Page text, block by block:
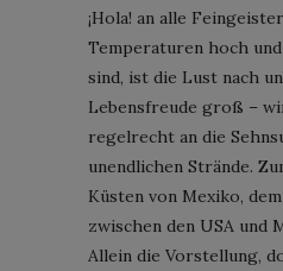
¡Hola! an alle
Temperaturen hoch
sind, ist die Lust nach
Lebensfreude groß –
regelrecht an die
unendlichen Strände.
Küsten von Mexiko,
zwischen den USA und
Allein die Vorstellung,